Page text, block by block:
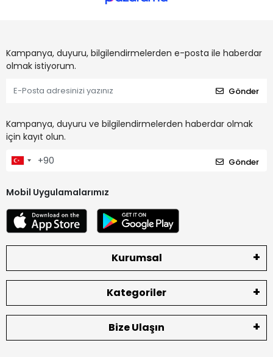
Kampanya, duyuru, bilgilendirmelerden e-posta ile haberdar
olmak istiyorum.
Gönder
Kampanya, duyuru ve bilgilendirmelerden haberdar olmak
için kayıt olun.
Gönder
Mobil Uygulamalarımız
Kurumsal
Kategoriler
Bize Ulaşın